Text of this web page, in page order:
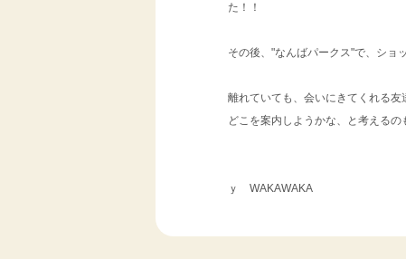
た！！
その後、"なんばパークス"で、シ
離れていても、会いにきてくれる
どこを案内しようかな、と考える
ｙ WAKAWAKA